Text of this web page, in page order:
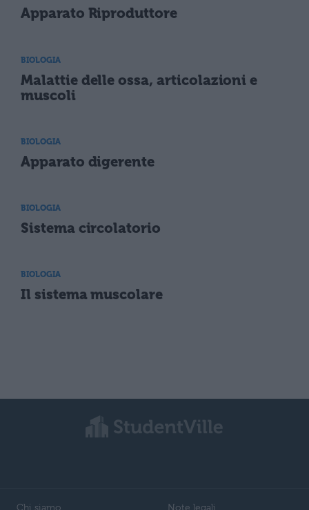
Apparato Riproduttore
BIOLOGIA
Malattie delle ossa, articolazioni e
muscoli
BIOLOGIA
Apparato digerente
BIOLOGIA
Sistema circolatorio
BIOLOGIA
Il sistema muscolare
Chi siamo Note legali